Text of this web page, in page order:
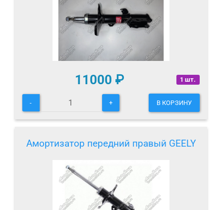
1 шт.
11000 ₽
- + В КОРЗИНУ
Амортизатор передний правый GEELY